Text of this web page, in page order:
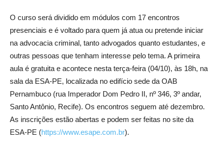
O curso será dividido em módulos com 17 encontros
presenciais e é voltado para quem já atua ou pretende iniciar
na advocacia criminal, tanto advogados quanto estudantes, e
outras pessoas que tenham interesse pelo tema. A primeira
aula é gratuita e acontece nesta terça-feira (04/10), às 18h, na
sala da ESA-PE, localizada no edifício sede da OAB
Pernambuco (rua Imperador Dom Pedro II, nº 346, 3º andar,
Santo Antônio, Recife). Os encontros seguem até dezembro.
As inscrições estão abertas e podem ser feitas no site da
ESA-PE (https://www.esape.com.br).